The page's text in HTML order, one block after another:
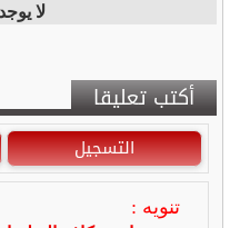
لا
أكتب تعليقا
التسجيل
تنويه :